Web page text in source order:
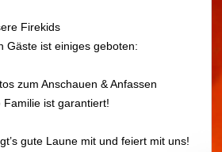
Firekids
Gäste ist einiges geboten:
zum Anschauen & Anfassen
ist garantiert!
gute Laune mit und feiert mit uns!